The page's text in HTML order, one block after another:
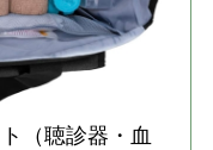
（聴診器・血